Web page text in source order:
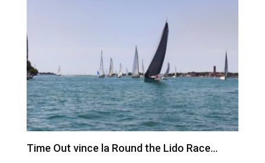
Time Out vince la Round the Lido Race…